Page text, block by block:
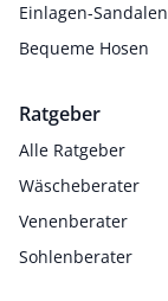
Einlagen-Sandalen
Bequeme Hosen
Ratgeber
Alle Ratgeber
Wäscheberater
Venenberater
Sohlenberater